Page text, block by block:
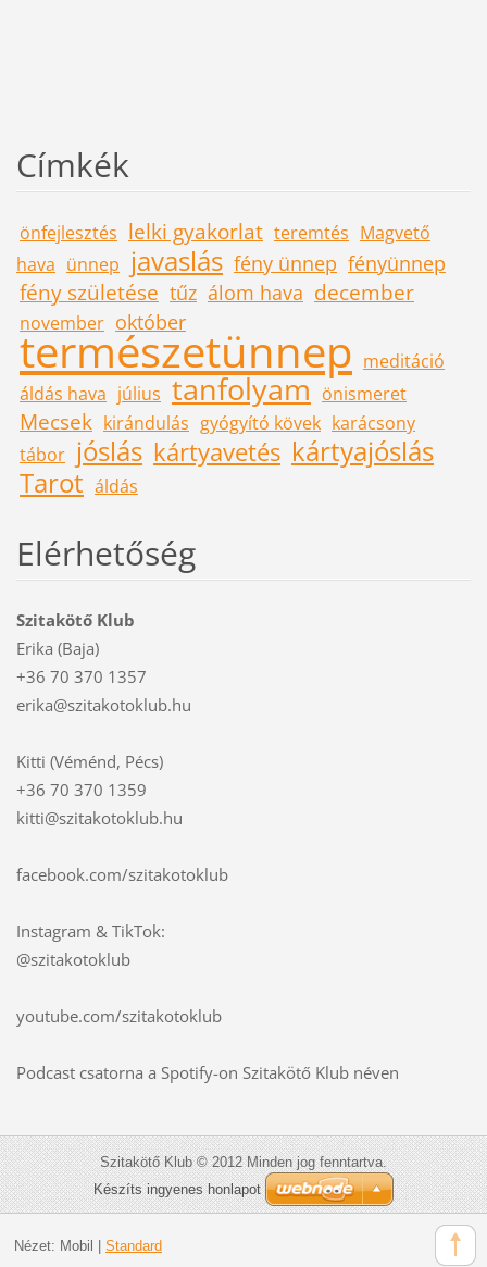
Címkék
önfejlesztés lelki gyakorlat teremtés Magvető
hava ünnep javaslás fény ünnep fényünnep
fény születése tűz álom hava december
november október
természetünnep meditáció
áldás hava július tanfolyam önismeret
Mecsek kirándulás gyógyító kövek karácsony
tábor jóslás kártyavetés kártyajóslás
Tarot áldás
Elérhetőség
Szitakötő Klub
Erika (Baja)
+36 70 370 1357
erika@szitakotoklub.hu
Kitti (Véménd, Pécs)
+36 70 370 1359
kitti@szitakotoklub.hu
facebook.com/szitakotoklub
Instagram & TikTok:
@szitakotoklub
youtube.com/szitakotoklub
Podcast csatorna a Spotify-on Szitakötő Klub néven
Szitakötő Klub © 2012 Minden jog fenntartva.
Készíts ingyenes honlapot
Nézet: Mobil Standard